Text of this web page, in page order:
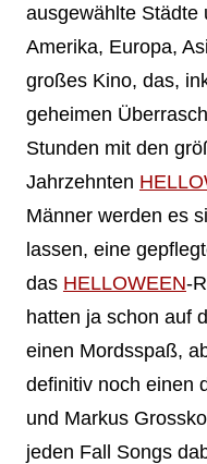
ausgewählte Städte
Amerika, Europa,
großes Kino, das,
geheimen
Stunden mit den
Jahrzehnten
Männer werden es
lassen, eine
das HELLOWEEN-
hatten ja schon auf
einen Mordsspaß,
definitiv noch einen
und Markus
jeden Fall Songs